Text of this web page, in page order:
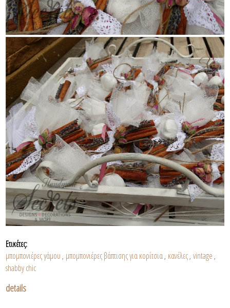
Ετικέτες:
μπομπονιέρες γάμου , μπομπονιέρες βάπτισης για κορίτσια , κανέλες , vintage ,
shabby chic
details